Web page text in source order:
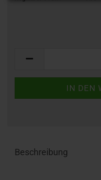
Beschreibung